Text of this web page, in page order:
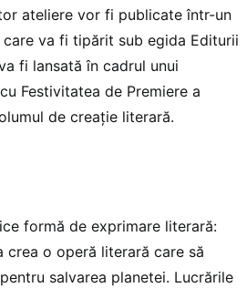
ateliere vor fi publicate într-un
va fi tipărit sub egida Editurii
fi lansată în cadrul unui
Festivitatea de Premiere a
de creație literară.
formă de exprimare literară:
crea o operă literară care să
salvarea planetei. Lucrările